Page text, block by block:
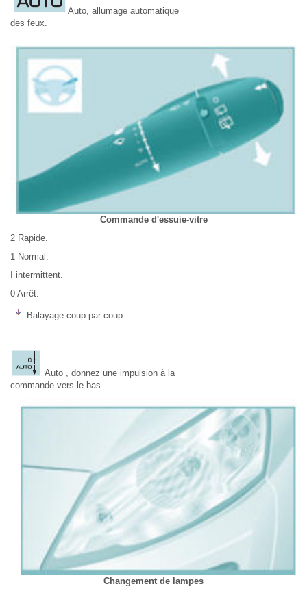
Auto, allumage automatique
des feux.
Commande d'essuie-vitre
2 Rapide.
1 Normal.
I intermittent.
0 Arrêt.
Balayage coup par coup.
Auto , donnez une impulsion à la
commande vers le bas.
Changement de lampes